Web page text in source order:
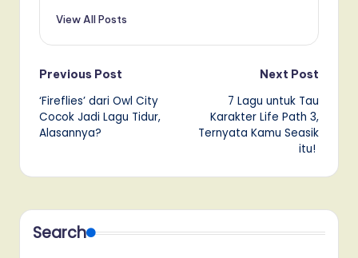
View All Posts
Post
navigation
Previous Post
‘Fireflies’ dari Owl City
Cocok Jadi Lagu Tidur,
Alasannya?
Next Post
7 Lagu untuk Tau
Karakter Life Path 3,
Ternyata Kamu Seasik
itu!
Search